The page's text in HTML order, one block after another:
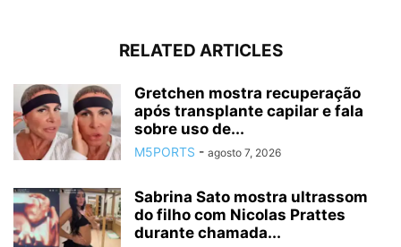
RELATED ARTICLES
Gretchen mostra recuperação
após transplante capilar e fala
sobre uso de...
M5PORTS - agosto 7, 2026
Sabrina Sato mostra ultrassom
do filho com Nicolas Prattes
durante chamada...